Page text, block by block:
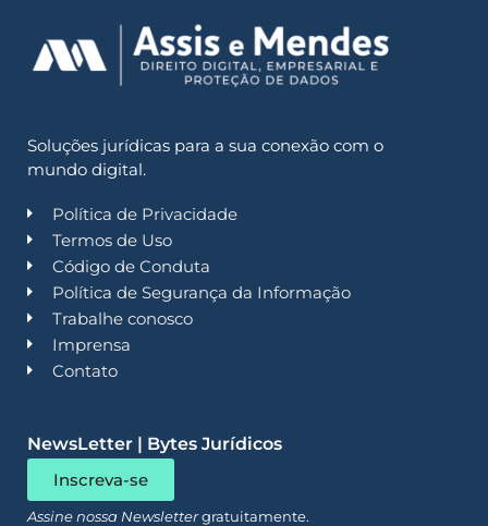
Soluções jurídicas para a sua conexão com o
mundo digital.
Política de Privacidade
Termos de Uso
Código de Conduta
Política de Segurança da Informação
Trabalhe conosco
Imprensa
Contato
NewsLetter | Bytes Jurídicos
Inscreva-se
Assine nossa Newslettergratuitamente.